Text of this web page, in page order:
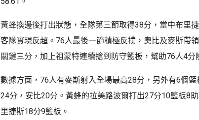
黃蜂換邊後打出狀態，全隊第三節取得38分，當中布里
客隊實現反超。76人最後一節積極反撲，奧比及麥斯帶
關鍵三分，加上祖蒙特連續搶到防守籃板，幫助76人4分
數據方面，76人有麥斯射入全場最高28分，另外有6個
24分，安比20分。黃蜂的拉美路波爾打出27分10籃板8
里捷斯18分9籃板。